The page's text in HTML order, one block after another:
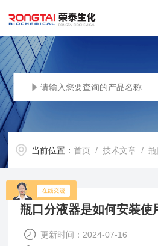
当前位置：首页 /技术文章 / 瓶
瓶口分液器是如何安装使
更新时间：2024-07-16